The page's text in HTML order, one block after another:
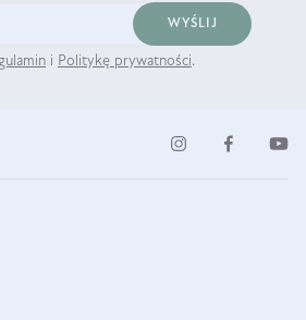
WYŚLIJ
i Politykę prywatności.